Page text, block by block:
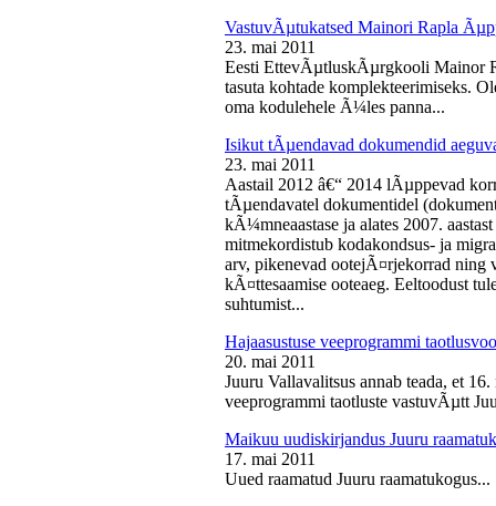
VastuvÃµtukatsed Mainori Rapla
23. mai 2011
Eesti EttevÃµtluskÃµrgkooli Mainor
tasuta kohtade komplekteerimiseks.
oma kodulehele Ã¼les panna...
Isikut tÃµendavad dokumendid
23. mai 2011
Aastail 2012 â€“ 2014 lÃµppevad
tÃµendavatel dokumentidel
kÃ¼mneaastase ja alates 2007.
mitmekordistub kodakondsus- ja
arv, pikenevad ootejÃ¤rjekorrad ning
kÃ¤ttesaamise ooteaeg. Eeltoodust
suhtumist...
Hajaasustuse veeprogrammi
20. mai 2011
Juuru Vallavalitsus annab teada, et
veeprogrammi taotluste vastuvÃµtt
Maikuu uudiskirjandus Juuru
17. mai 2011
Uued raamatud Juuru raamatukogus...